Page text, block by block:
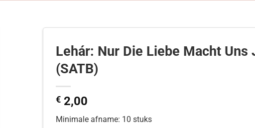
Lehár: Nur Die Liebe Macht Uns
(SATB)
€2,00
Minimale afname: 10 stuks